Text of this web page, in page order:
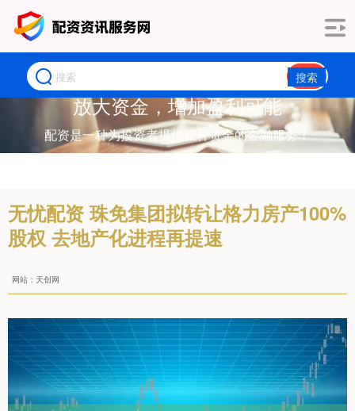
搜索
放大资金，增加盈利可能
配资是一种为投资者提供杠杆资金的金融服务！
无忧配资 珠免集团拟转让格力房产100%
股权 去地产化进程再提速
网站：天创网